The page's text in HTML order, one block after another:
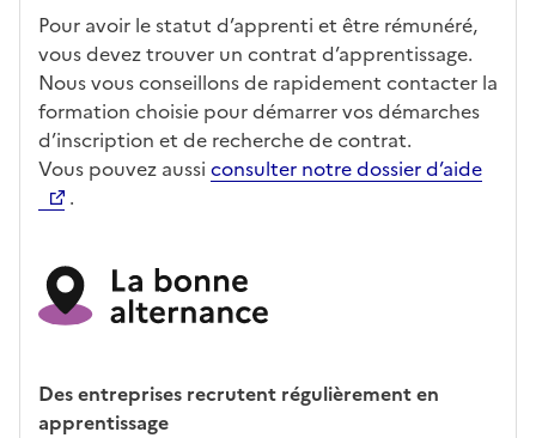
Pour avoir le statut d’apprenti et être rémunéré,
vous devez trouver un contrat d’apprentissage.
Nous vous conseillons de rapidement contacter la
formation choisie pour démarrer vos démarches
d’inscription et de recherche de contrat.
Vous pouvez aussi consulter notre dossier d’aide
.
Des entreprises recrutent régulièrement en
apprentissage